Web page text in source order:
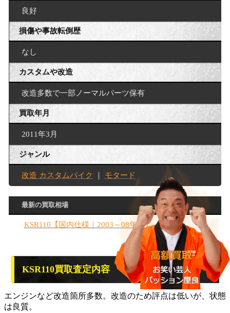
良好
損傷や事故転倒歴
なし
カスタムや改造
改造多数で一部ノーマルパーツ保有
買取年月
2011年3月
ジャンル
改造 カスタムバイク モタード
最新の買取相場
KSR110【国内仕様｜2003～08年式】
KSR110買取査定内容
エンジンなど改造箇所多数。改造のため評点は低いが、状態
は良質。